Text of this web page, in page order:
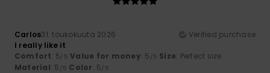
Carlos31. toukokuuta 2026
Verified purchase
I really like it
Comfort: 5/5 Value for money: 5 /5 Size: Perfect size
Material: 5 /5 Color: 5/5